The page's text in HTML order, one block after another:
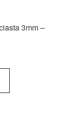
3mm –